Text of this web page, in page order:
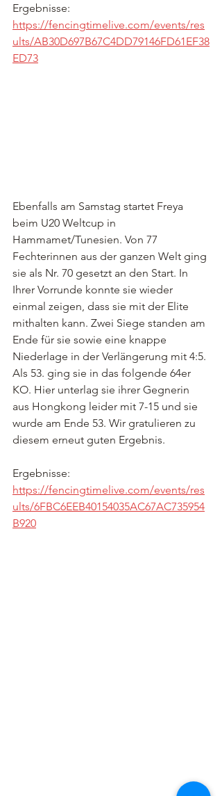
Ergebnisse:
https://fencingtimelive.com/events/res
ults/AB30D697B67C4DD79146FD61EF38
ED73
Ebenfalls am Samstag startet Freya
beim U20 Weltcup in
Hammamet/Tunesien. Von 77
Fechterinnen aus der ganzen Welt ging
sie als Nr. 70 gesetzt an den Start. In
Ihrer Vorrunde konnte sie wieder
einmal zeigen, dass sie mit der Elite
mithalten kann. Zwei Siege standen am
Ende für sie sowie eine knappe
Niederlage in der Verlängerung mit 4:5.
Als 53. ging sie in das folgende 64er
KO. Hier unterlag sie ihrer Gegnerin
aus Hongkong leider mit 7-15 und sie
wurde am Ende 53. Wir gratulieren zu
diesem erneut guten Ergebnis.
Ergebnisse:
https://fencingtimelive.com/events/res
ults/6FBC6EEB40154035AC67AC735954
B920